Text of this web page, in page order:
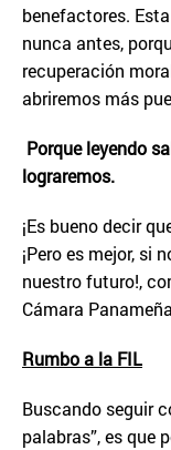
benefactores.
nunca antes,
recuperación
abriremos más
Porque leyendo
lograremos.
¡Es bueno decir
¡Pero es mejor, si
nuestro futuro!,
Cámara
Rumbo a la FIL
Buscando seguir
palabras”, es que